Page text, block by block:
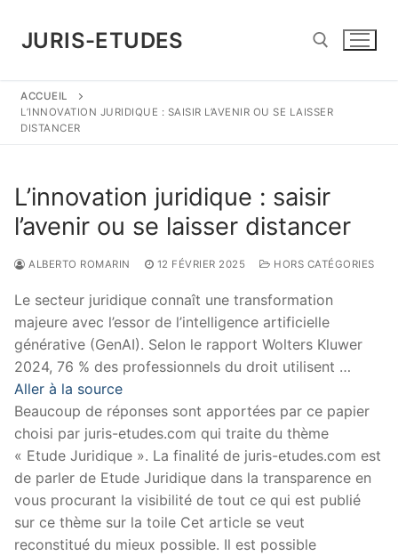
contenu
JURIS-ETUDES
Rechercher :
ACCUEIL
L’INNOVATION JURIDIQUE : SAISIR L’AVENIR OU SE LAISSER
DISTANCER
L’innovation juridique : saisir
l’avenir ou se laisser distancer
ALBERTO ROMARIN 12 FÉVRIER 2025 HORS CATÉGORIES
Le secteur juridique connaît une transformation
majeure avec l’essor de l’intelligence artificielle
générative (GenAI). Selon le rapport Wolters Kluwer
2024, 76 % des professionnels du droit utilisent …
Aller à la source
Beaucoup de réponses sont apportées par ce papier
choisi par juris-etudes.com qui traite du thème
« Etude Juridique ». La finalité de juris-etudes.com est
de parler de Etude Juridique dans la transparence en
vous procurant la visibilité de tout ce qui est publié
sur ce thème sur la toile Cet article se veut
reconstitué du mieux possible. Il est possible